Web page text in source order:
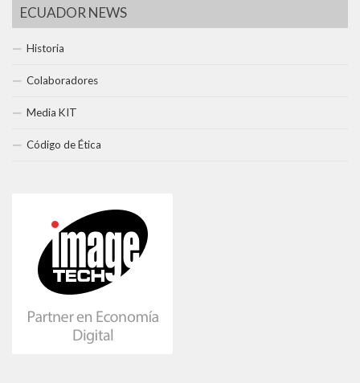
ECUADOR NEWS
Historia
Colaboradores
Media KIT
Código de Ética